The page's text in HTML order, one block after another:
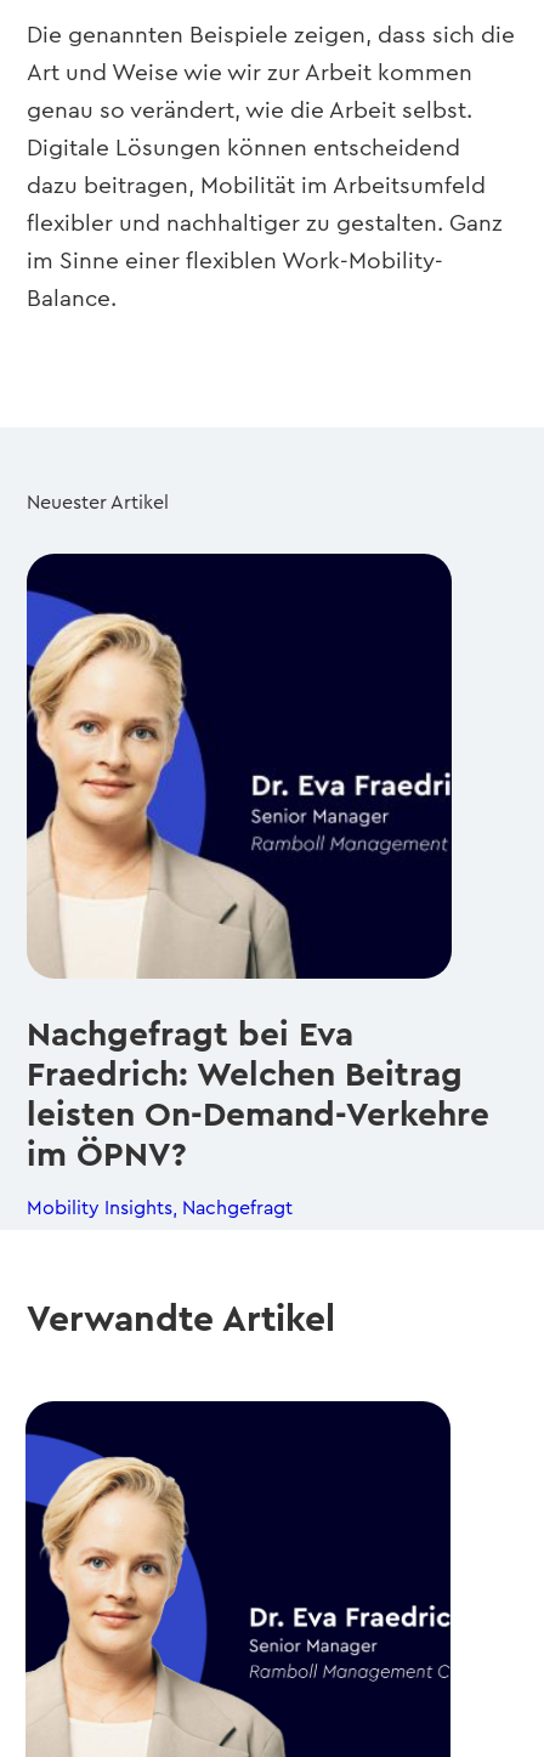
Die genannten Beispiele zeigen, dass sich die
Art und Weise wie wir zur Arbeit kommen
genau so verändert, wie die Arbeit selbst.
Digitale Lösungen können entscheidend
dazu beitragen, Mobilität im Arbeitsumfeld
flexibler und nachhaltiger zu gestalten. Ganz
im Sinne einer flexiblen Work-Mobility-
Balance.
Neuester Artikel
Nachgefragt bei Eva
Fraedrich: Welchen Beitrag
leisten On-Demand-Verkehre
im ÖPNV?
Mobility Insights Nachgefragt
Verwandte Artikel